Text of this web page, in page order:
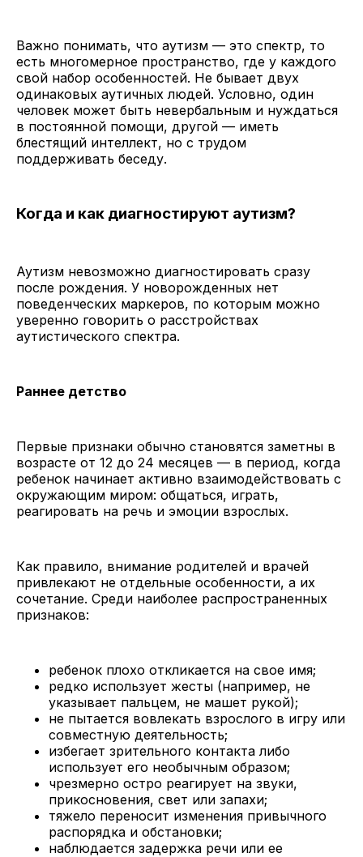
Важно понимать, что аутизм — это спектр, то
есть многомерное пространство, где у каждого
свой набор особенностей. Не бывает двух
одинаковых аутичных людей. Условно, один
человек может быть невербальным и нуждаться
в постоянной помощи, другой — иметь
блестящий интеллект, но с трудом
поддерживать беседу.
Когда и как диагностируют аутизм?
Аутизм невозможно диагностировать сразу
после рождения. У новорожденных нет
поведенческих маркеров, по которым можно
уверенно говорить о расстройствах
аутистического спектра.
Раннее детство
Первые признаки обычно становятся заметны в
возрасте от 12 до 24 месяцев — в период, когда
ребенок начинает активно взаимодействовать с
окружающим миром: общаться, играть,
реагировать на речь и эмоции взрослых.
Как правило, внимание родителей и врачей
привлекают не отдельные особенности, а их
сочетание. Среди наиболее распространенных
признаков:
ребенок плохо откликается на свое имя;
редко использует жесты (например, не
указывает пальцем, не машет рукой);
не пытается вовлекать взрослого в игру или
совместную деятельность;
избегает зрительного контакта либо
использует его необычным образом;
чрезмерно остро реагирует на звуки,
прикосновения, свет или запахи;
тяжело переносит изменения привычного
распорядка и обстановки;
наблюдается задержка речи или ее